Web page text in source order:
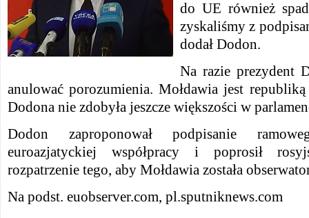
do UE również
zyskaliśmy z
dodał Dodon.
Na razie prezydent
anulować porozumienia. Mołdawia jest
Dodona nie zdobyła jeszcze większości w
Dodon zaproponował podpisanie
euroazjatyckiej współpracy i poprosił
rozpatrzenie tego, aby Mołdawia została
Na podst. euobserver.com, pl.sputniknews.com